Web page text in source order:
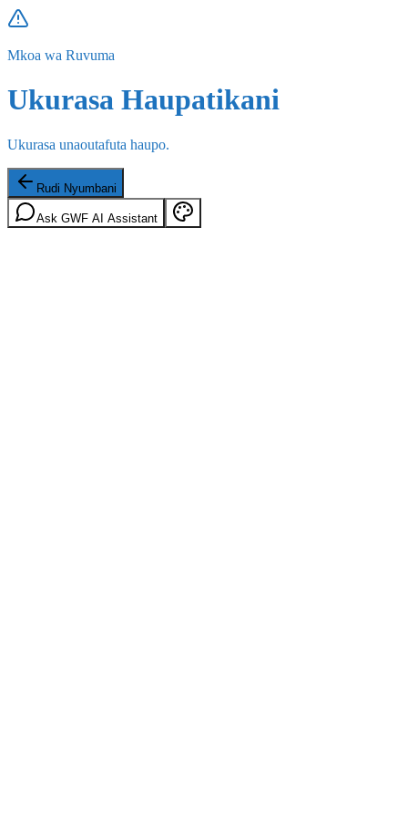
Mkoa wa Ruvuma
Ukurasa Haupatikani
Ukurasa unaoutafuta haupo.
Rudi Nyumbani
Ask GWF AI Assistant